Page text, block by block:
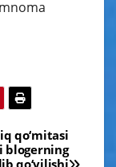
qo‘mitasi
blogerning